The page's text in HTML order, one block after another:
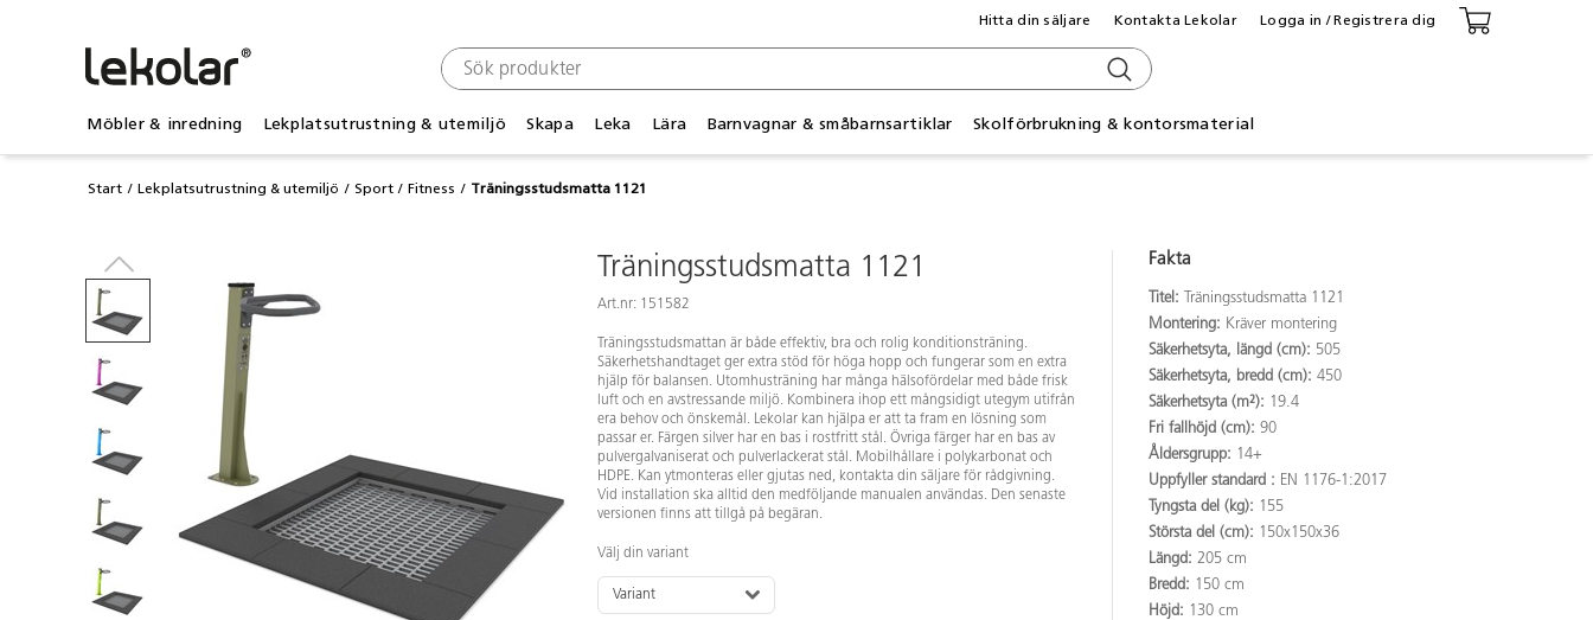
Möbler & inredning Lekplatsutrustning & utemiljö Skapa Leka Lära Barnvagnar & småbarnsartiklar Skolförbrukning & kontorsmaterial
Hitta din säljare Kontakta Lekolar Logga in / Registrera dig
Start Lekplatsutrustning & utemiljö Sport Fitness Träningsstudsmatta 1121
Träningsstudsmatta 1121
Art.nr: 151582
Träningsstudsmattan är både effektiv, bra och rolig konditionsträning.
Säkerhetshandtaget ger extra stöd för höga hopp och fungerar som en extra
hjälp för balansen. Utomhusträning har många hälsofördelar med både frisk
luft och en avstressande miljö. Kombinera ihop ett mångsidigt utegym utifrån
era behov och önskemål. Lekolar kan hjälpa er att ta fram en lösning som
passar er. Färgen silver har en bas i rostfritt stål. Övriga färger har en bas av
pulvergalvaniserat och pulverlackerat stål. Mobilhållare i polykarbonat och
HDPE. Kan ytmonteras eller gjutas ned, kontakta din säljare för rådgivning.
Vid installation ska alltid den medföljande manualen användas. Den senaste
versionen finns att tillgå på begäran.
Välj din variant
Variant
Fakta
Titel:
Träningsstudsmatta 1121
Montering: Kräver montering
Säkerhetsyta, längd (cm): 505
Säkerhetsyta, bredd (cm): 450
Säkerhetsyta (m²): 19.4
Fri fallhöjd (cm): 90
Åldersgrupp: 14+
Uppfyller standard : EN 1176-1:2017
Tyngsta del (kg): 155
Största del (cm): 150x150x36
Längd: 205 cm
Bredd: 150 cm
Höjd: 130 cm